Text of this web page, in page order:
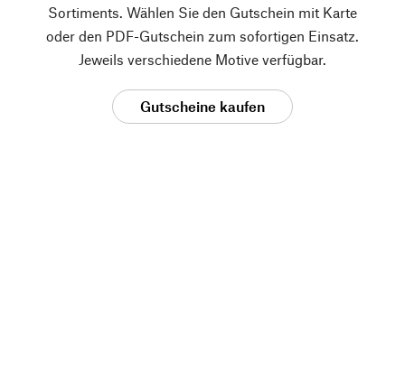
Sortiments. Wählen Sie den Gutschein mit Karte
oder den PDF-Gutschein zum sofortigen Einsatz.
Jeweils verschiedene Motive verfügbar.
Gutscheine kaufen